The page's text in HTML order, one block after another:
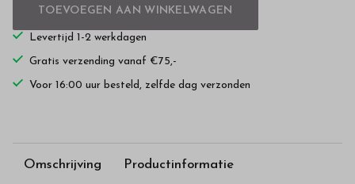
TOEVOEGEN AAN WINKELWAGEN
Levertijd 1-2 werkdagen
Gratis verzending vanaf €75,-
Voor 16:00 uur besteld, zelfde dag verzonden
Omschrijving Productinformatie